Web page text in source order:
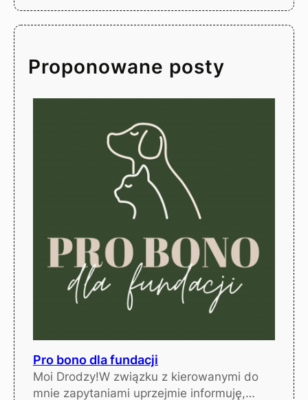
Proponowane posty
Pro bono dla fundacji
Moi Drodzy!W związku z kierowanymi do
mnie zapytaniami uprzejmie informuję,…